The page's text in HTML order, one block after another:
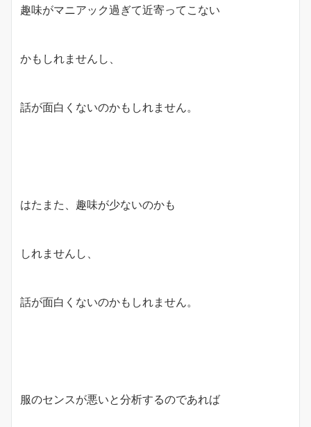
趣味がマニアック過ぎて近寄ってこない
かもしれませんし、
話が面白くないのかもしれません。
はたまた、趣味が少ないのかも
しれませんし、
話が面白くないのかもしれません。
服のセンスが悪いと分析するのであれば